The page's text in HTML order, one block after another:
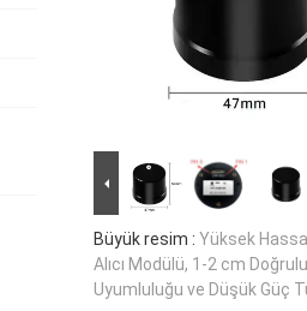
Büyük resim : Yüksek
Alıcı Modülü, 1-2 cm
Uyumluluğu ve Düşük Güç